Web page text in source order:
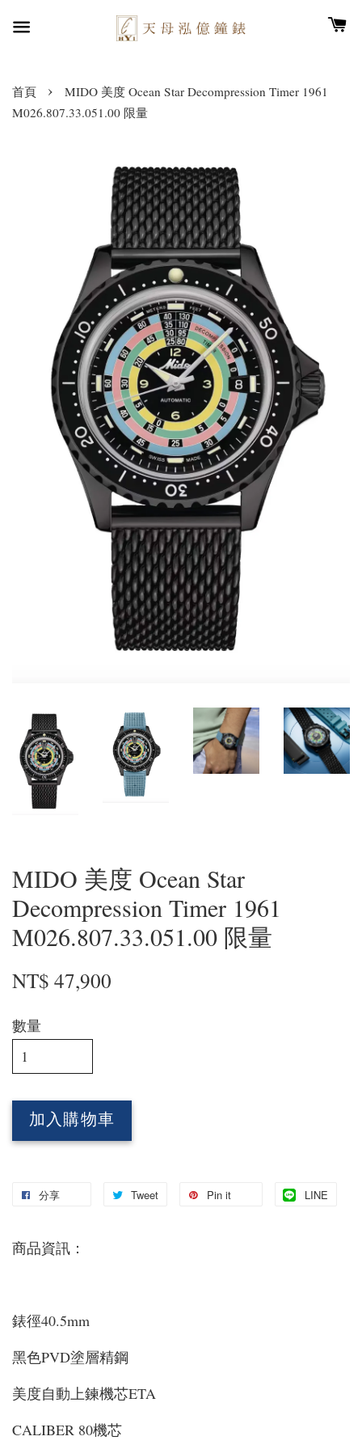
首頁 ›
MIDO 美度 Ocean Star Decompression Timer 1961
M026.807.33.051.00 限量
MIDO 美度 Ocean Star
Decompression Timer 1961
M026.807.33.051.00 限量
NT$ 47,900
數量
加入購物車
分享 Tweet Pin it LINE
商品資訊：
錶徑40.5mm
黑色PVD塗層精鋼
美度自動上鍊機芯ETA
CALIBER 80機芯